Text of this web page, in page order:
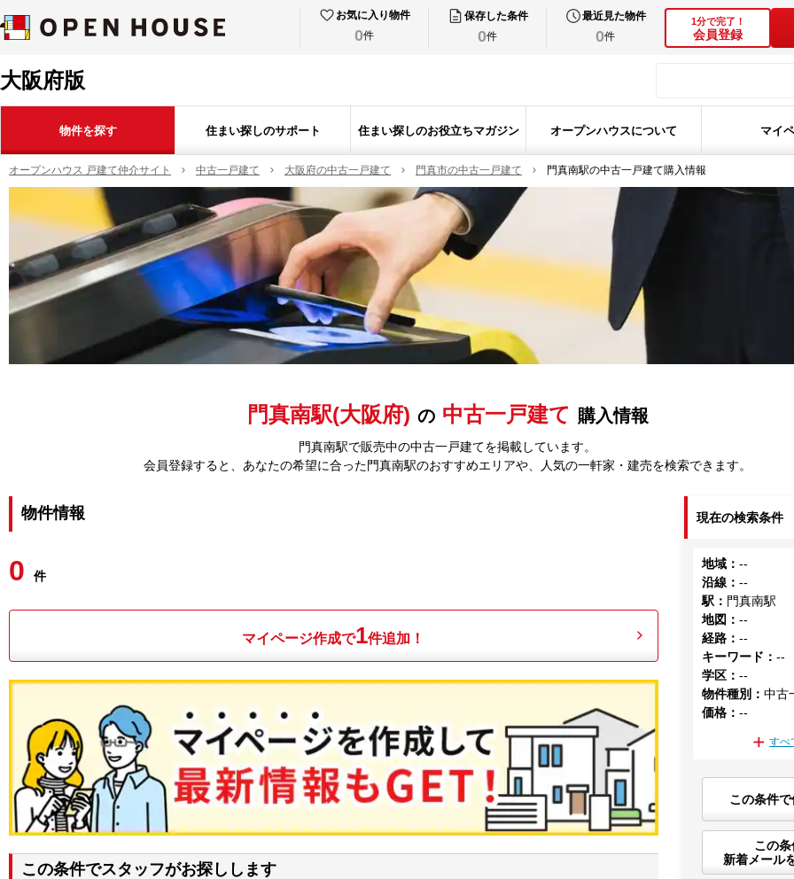
お気に入り物件
0件
保存した条件
0件
最近見た物件
0件
1分で完了！
会員登録
大阪府版
物件を探す 住まい探しのサポート 住まい探しのお役立ちマガジン オープンハウスについて マイ
オープンハウス 戸建て仲介サイト 中古一戸建て 大阪府の中古一戸建て 門真市の中古一戸建て 門真南駅の中古一戸建て購入情報
門真南駅(大阪府) の 中古一戸建て 購入情報
門真南駅で販売中の中古一戸建てを掲載しています。
会員登録すると、あなたの希望に合った門真南駅のおすすめエリアや、人気の一軒家・建売を検索できます。
物件情報
0 件
マイページ作成で1件追加！
この条件でスタッフがお探しします
現在の検索条件
地域 ：--
沿線 ：--
駅 ： 門真南駅
地図 ：--
経路 ：--
キーワード ：--
学区 ：--
物件種別 ：中古
価格 ：--
すべ
この条件
この
新着メール